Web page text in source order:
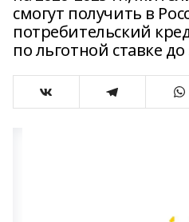
смогут получить в
потребительский
по льготной ставке